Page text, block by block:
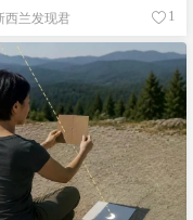
西兰发现君 1